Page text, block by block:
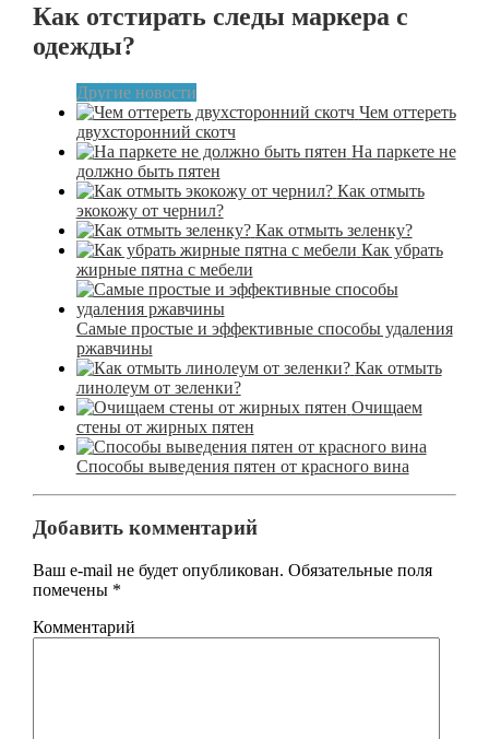
Как отстирать следы маркера с
одежды?
Другие новости
Чем оттереть
двухсторонний скотч
На паркете не
должно быть пятен
Как отмыть
экокожу от чернил?
Как отмыть зеленку?
Как убрать
жирные пятна с мебели
Самые простые и эффективные способы удаления
ржавчины
Как отмыть
линолеум от зеленки?
Очищаем
стены от жирных пятен
Способы выведения пятен от красного вина
Добавить комментарий
Ваш e-mail не будет опубликован. Обязательные поля
помечены *
Комментарий